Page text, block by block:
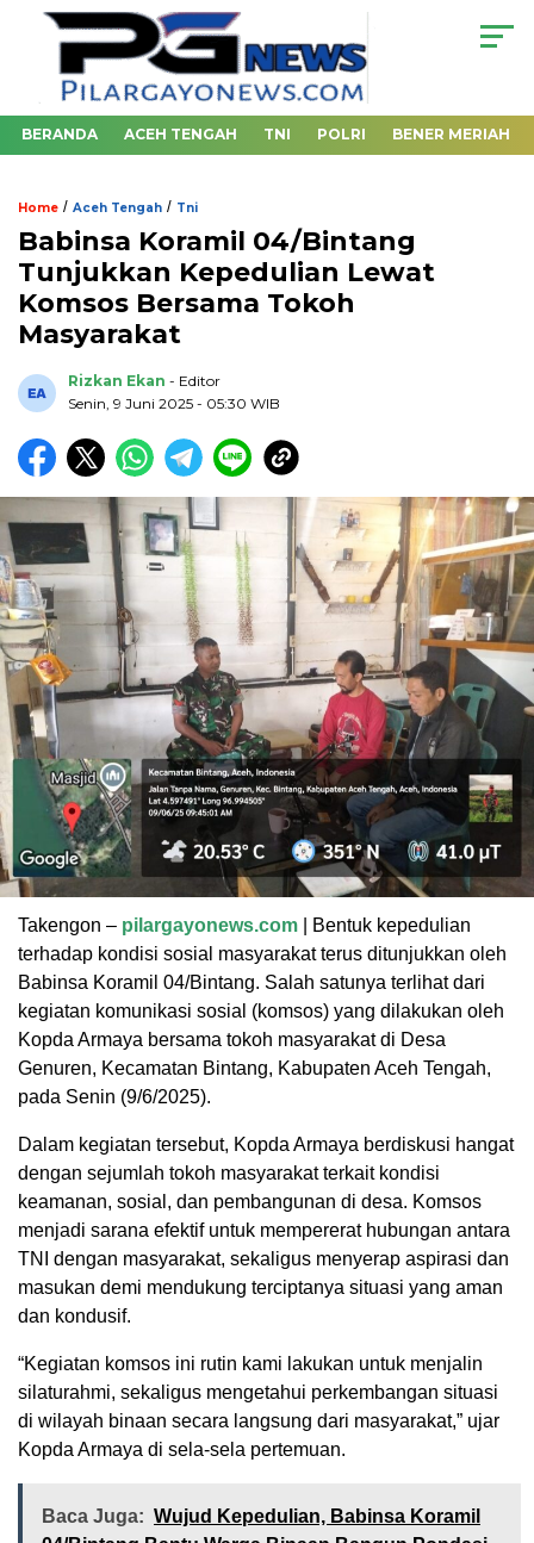
BERANDA ACEH TENGAH TNI POLRI BENER MERIAH
Home / Aceh Tengah / Tni
Babinsa Koramil 04/Bintang
Tunjukkan Kepedulian Lewat
Komsos Bersama Tokoh
Masyarakat
Rizkan Ekan - Editor
Senin, 9 Juni 2025 - 05:30 WIB
Takengon – pilargayonews.com | Bentuk kepedulian
terhadap kondisi sosial masyarakat terus ditunjukkan oleh
Babinsa Koramil 04/Bintang. Salah satunya terlihat dari
kegiatan komunikasi sosial (komsos) yang dilakukan oleh
Kopda Armaya bersama tokoh masyarakat di Desa
Genuren, Kecamatan Bintang, Kabupaten Aceh Tengah,
pada Senin (9/6/2025).
Dalam kegiatan tersebut, Kopda Armaya berdiskusi hangat
dengan sejumlah tokoh masyarakat terkait kondisi
keamanan, sosial, dan pembangunan di desa. Komsos
menjadi sarana efektif untuk mempererat hubungan antara
TNI dengan masyarakat, sekaligus menyerap aspirasi dan
masukan demi mendukung terciptanya situasi yang aman
dan kondusif.
“Kegiatan komsos ini rutin kami lakukan untuk menjalin
silaturahmi, sekaligus mengetahui perkembangan situasi
di wilayah binaan secara langsung dari masyarakat,” ujar
Kopda Armaya di sela-sela pertemuan.
Baca Juga: Wujud Kepedulian, Babinsa Koramil